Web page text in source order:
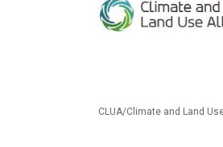
CLUA/Climate and Land